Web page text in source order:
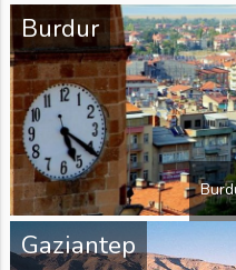
Burdur
Gaziantep